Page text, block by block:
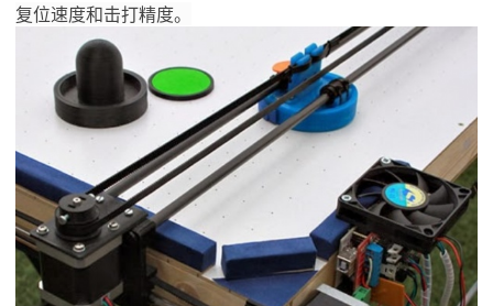
复位速度和击打精度。